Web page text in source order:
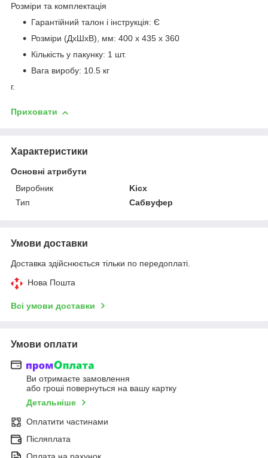
Розміри та комплектація
Гарантійний талон і інструкція: Є
Розміри (ДхШхВ), мм: 400 x 435 x 360
Кількість у пакунку: 1 шт.
Вага виробу: 10.5 кг
г.
Приховати
Характеристики
Основні атрибути
Виробник
Kicx
Тип
Сабвуфер
Умови доставки
Доставка здійснюється тільки по передоплаті.
Нова Пошта
Всі умови доставки
Умови оплати
Ви отримаєте замовлення
або гроші повернуться на вашу картку
Детальніше
Оплатити частинами
Післяплата